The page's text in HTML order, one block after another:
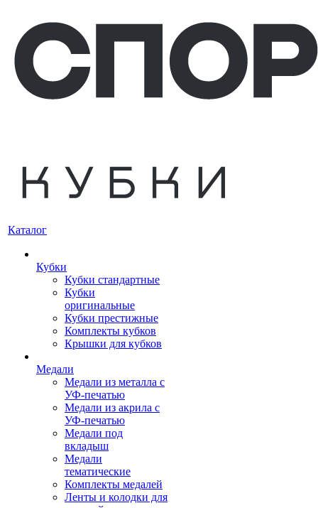
Каталог
Кубки
Кубки стандартные
Кубки
оригинальные
Кубки престижные
Комплекты кубков
Крышки для кубков
Медали
Медали из металла с
УФ-печатью
Медали из акрила с
УФ-печатью
Медали под
вкладыш
Медали
тематические
Комплекты медалей
Ленты и колодки для